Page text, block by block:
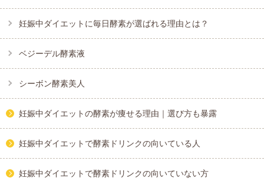
妊娠中ダイエットに毎日酵素が選ばれる理由とは？
ベジーデル酵素液
シーボン酵素美人
妊娠中ダイエットの酵素が痩せる理由｜選び方も暴露
妊娠中ダイエットで酵素ドリンクの向いている人
妊娠中ダイエットで酵素ドリンクの向いていない方